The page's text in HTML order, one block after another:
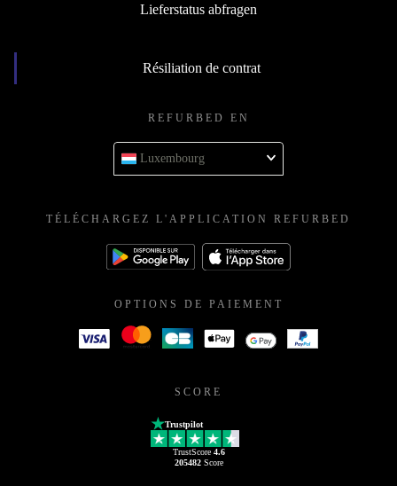
Lieferstatus abfragen
Résiliation de contrat
REFURBED EN
Luxembourg
TÉLÉCHARGEZ L'APPLICATION REFURBED
OPTIONS DE PAIEMENT
SCORE
Trustpilot
TrustScore 4.6
205482Score